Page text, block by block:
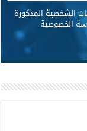
الشخصية المذكورة
الخصوصية